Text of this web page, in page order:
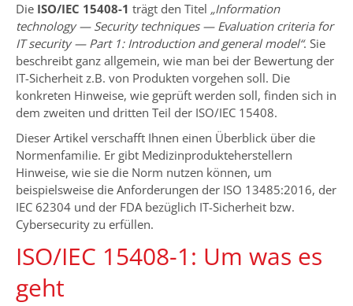
Die ISO/IEC 15408-1 trägt den Titel „Information
technology — Security techniques — Evaluation criteria for
IT security — Part 1: Introduction and general model“. Sie
beschreibt ganz allgemein, wie man bei der Bewertung der
IT-Sicherheit z.B. von Produkten vorgehen soll. Die
konkreten Hinweise, wie geprüft werden soll, finden sich in
dem zweiten und dritten Teil der ISO/IEC 15408.
Dieser Artikel verschafft Ihnen einen Überblick über die
Normenfamilie. Er gibt Medizinprodukteherstellern
Hinweise, wie sie die Norm nutzen können, um
beispielsweise die Anforderungen der ISO 13485:2016, der
IEC 62304 und der FDA bezüglich IT-Sicherheit bzw.
Cybersecurity zu erfüllen.
ISO/IEC 15408-1: Um was es
geht